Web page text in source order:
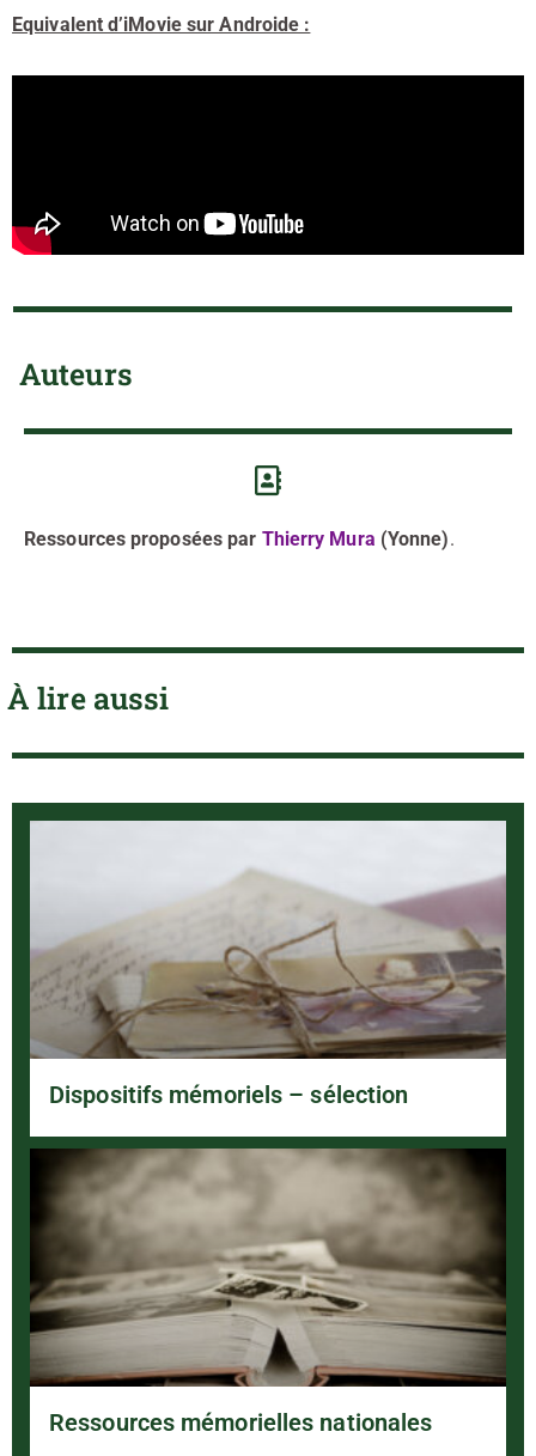
Equivalent d’iMovie sur Androide :
Auteurs
Ressources proposées par Thierry Mura (Yonne).
À lire aussi
Dispositifs mémoriels – sélection
Ressources mémorielles nationales